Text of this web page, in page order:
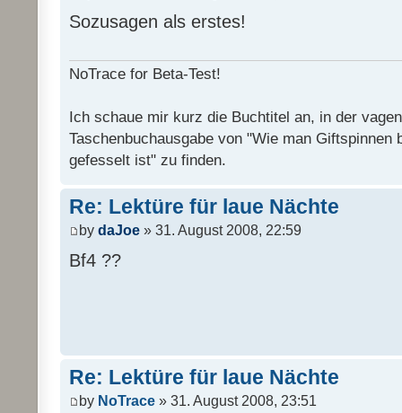
Sozusagen als erstes!
NoTrace for Beta-Test!
Ich schaue mir kurz die Buchtitel an, in der
Taschenbuchausgabe von "Wie man Giftspinnen
gefesselt ist" zu finden.
Re: Lektüre für laue Nächte
by daJoe » 31. August 2008, 22:59
Bf4 ??
Re: Lektüre für laue Nächte
by NoTrace » 31. August 2008, 23:51